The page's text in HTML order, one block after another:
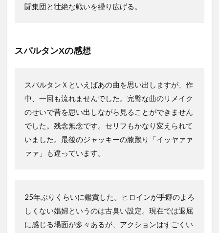
闘集団と壮絶な戦いを繰り広げる。
スパルタンXの感想
スパルタンＸといえばあの曲を思い出しますが、作
中、一回も流れませんでした。完璧な曲のリメイク
のせいで昔を思い出しながら見ることができません
でした。残念無念です。セリフもかなり変えられて
いました。最後のジャッキーの膝蹴り「イッヤァァ
ァァ」も違っています。
25年ぶりくらいに鑑賞した。ヒロインが手癖のよろ
しくない娼婦というのは古臭い設定。現在では退屈
に感じる場面が多々あるが、アクションはすごくい